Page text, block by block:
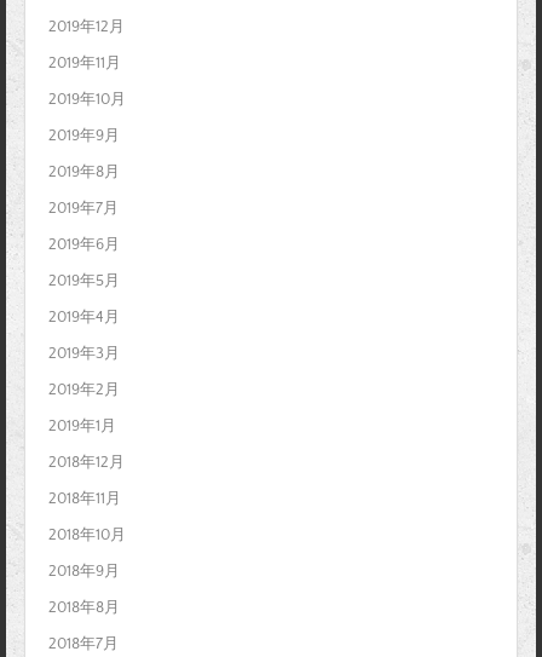
2019年12月
2019年11月
2019年10月
2019年9月
2019年8月
2019年7月
2019年6月
2019年5月
2019年4月
2019年3月
2019年2月
2019年1月
2018年12月
2018年11月
2018年10月
2018年9月
2018年8月
2018年7月